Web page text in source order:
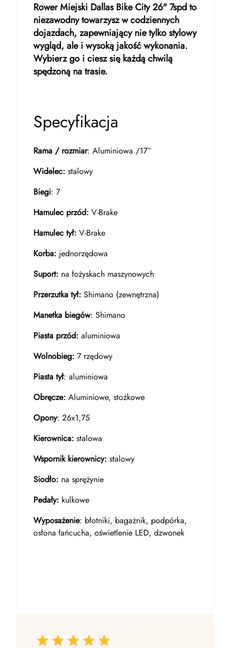
Rower Miejski Dallas Bike City 26" 7spd to
niezawodny towarzysz w codziennych
dojazdach, zapewniający nie tylko stylowy
wygląd, ale i wysoką jakość wykonania.
Wybierz go i ciesz się każdą chwilą
spędzoną na trasie.
Specyfikacja
Rama / rozmiar: Aluminiowa /17”
Widelec: stalowy
Biegi: 7
Hamulec przód: V-Brake
Hamulec tył: V-Brake
Korba: jednorzędowa
Suport: na łożyskach maszynowych
Przerzutka tył: Shimano (zewnętrzna)
Manetka biegów: Shimano
Piasta przód: aluminiowa
Wolnobieg: 7 rzędowy
Piasta tył: aluminiowa
Obręcze: Aluminiowe, stożkowe
Opony: 26x1,75
Kierownica: stalowa
Wspornik kierownicy: stalowy
Siodło: na sprężynie
Pedały: kulkowe
Wyposażenie: błotniki, bagażnik, podpórka,
osłona łańcucha, oświetlenie LED, dzwonek